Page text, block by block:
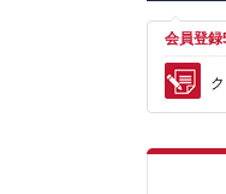
会員登録